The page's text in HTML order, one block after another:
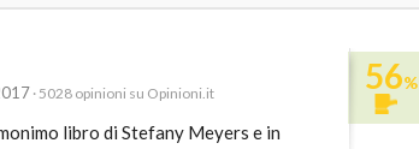
· 5028 opinioni su Opinioni.it
libro di Stefany Meyers e in
56%